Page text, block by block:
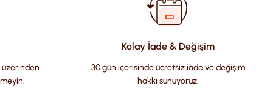
üzerinden
Kolay İade & Değişim
30 gün içerisinde ücretsiz iade ve değişim
hakkı sunuyoruz.